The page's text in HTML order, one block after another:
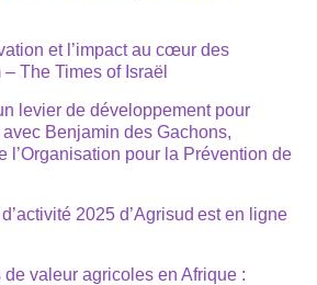
et l’impact au cœur des
The Times of Israël
levier de développement pour
avec Benjamin des Gachons,
l’Organisation pour la Prévention de
2025 d’Agrisud est en ligne
valeur agricoles en Afrique :